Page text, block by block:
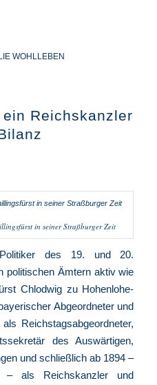
WOHLLEBEN
Reichskanzler
in seiner Straßburger Zeit
des 19. und 20.
politischen Ämtern aktiv wie
Chlodwig zu Hohenlohe-
Abgeordneter und
Reichstagsabgeordneter,
des Auswärtigen,
und schließlich ab 1894 –
als Reichskanzler und